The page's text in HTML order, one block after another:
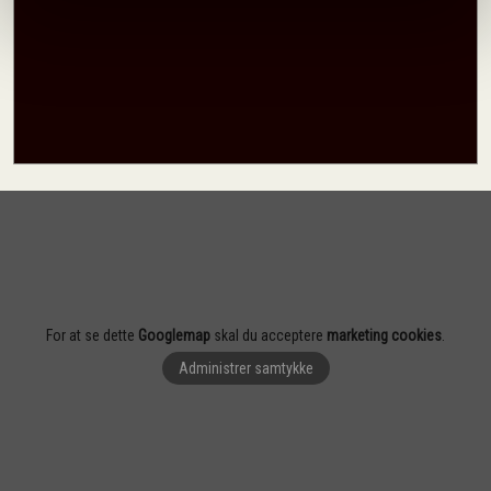
For at se dette Googlemap skal du acceptere marketing cookies.
Administrer samtykke